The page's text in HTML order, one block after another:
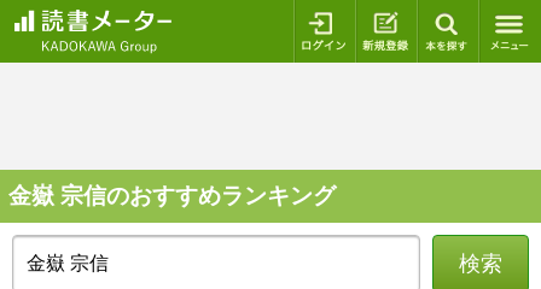
ログイン 新規登録
金嶽 宗信のおすすめランキング
検索